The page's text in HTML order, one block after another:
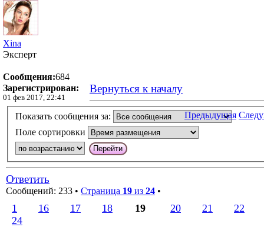
Xina
Эксперт
Сообщения:684
Зарегистрирован:
01 фев 2017, 22:41
Вернуться к началу
Предыдущая
Показать сообщения за:
Поле сортировки
Ответить
Сообщений: 233 • Страница 19 из 24 •
1 16 17 18 19 20 21
22
24